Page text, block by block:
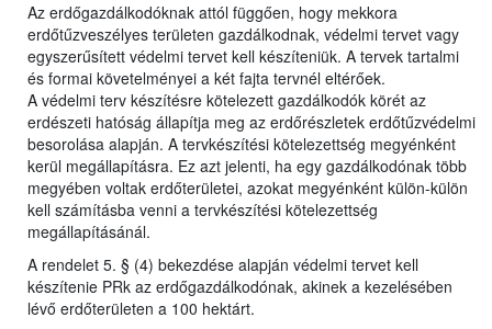
Az erdőgazdálkodóknak attól függően, hogy mekkora
erdőtűzveszélyes területen gazdálkodnak, védelmi tervet vagy
egyszerűsített védelmi tervet kell készíteniük. A tervek tartalmi
és formai követelményei a két fajta tervnél eltérőek.
A védelmi terv készítésre kötelezett gazdálkodók körét az
erdészeti hatóság állapítja meg az erdőrészletek erdőtűzvédelmi
besorolása alapján. A tervkészítési kötelezettség megyénként
kerül megállapításra. Ez azt jelenti, ha egy gazdálkodónak több
megyében voltak erdőterületei, azokat megyénként külön-külön
kell számításba venni a tervkészítési kötelezettség
megállapításánál.
A rendelet 5. § (4) bekezdése alapján védelmi tervet kell
készítenie PRk az erdőgazdálkodónak, akinek a kezelésében
lévő erdőterületen a 100 hektárt.